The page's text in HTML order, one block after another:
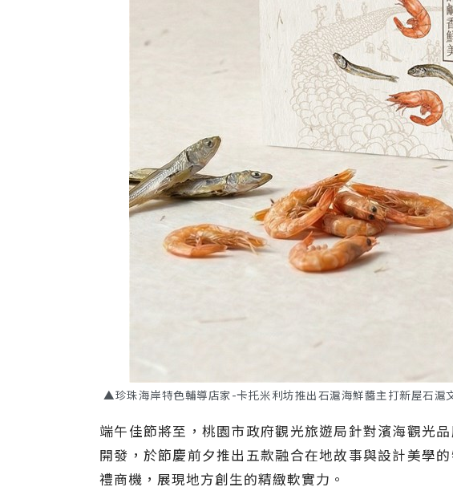
▲珍珠海岸特色輔導店家-卡托米利坊推出石滬海鮮醬主打新屋石滬
端午佳節將至，桃園市政府觀光旅遊局針對濱海觀光
開發，於節慶前夕推出五款融合在地故事與設計美學
禮商機，展現地方創生的精緻軟實力。